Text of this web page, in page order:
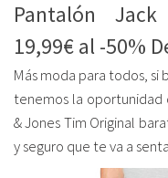
Pantalón
19,99€ al -50%
Más moda para todos, si
tenemos la
& Jones Tim Original
y seguro que te va a